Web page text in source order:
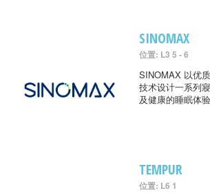
SINOMAX
位置: L3 5 - 6
SINOMAX 以优
技术设计一系列
及健康的睡眠体验
TEMPUR
位置: L6 1